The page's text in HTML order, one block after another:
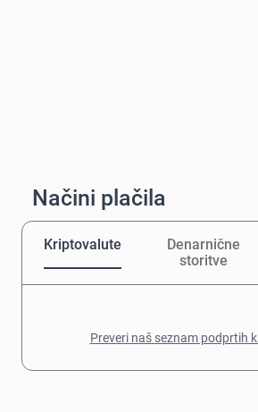
Načini plačila
Kriptovalute
Denarnične
storitve
Preveri naš seznam podprtih